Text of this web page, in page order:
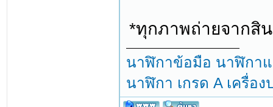
*ทุกภาพถ่ายจากสิ
นาฬิกาข้อมือ นาฬิกา
นาฬิกา เกรด A เครื่อ